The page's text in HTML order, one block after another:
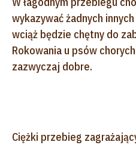
wykazywać żadnych
wciąż będzie chętny do
Rokowania u psów
zazwyczaj dobre.
Ciężki przebieg